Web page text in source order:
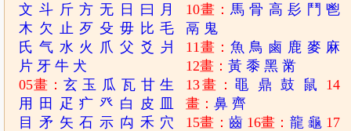
文 斗 斤 方 无 日 曰
月
木 欠 止 歹 殳 毋 比 毛
氏 气 水 火 爪 父 爻 爿
片 牙 牛 犬
05畫： 玄 玉 瓜 瓦 甘 生
用
田 疋 疒 癶 白 皮 皿
目 矛 矢 石 示 禸 禾 穴
10畫： 馬 骨 高 髟 鬥 鬯
鬲 鬼
11畫： 魚 鳥 鹵 鹿 麥 麻
12畫：黃 黍 黑 黹
13畫：黽 鼎 鼓 鼠
14
畫：鼻 齊
15畫： 齒 16畫： 龍 龜 17